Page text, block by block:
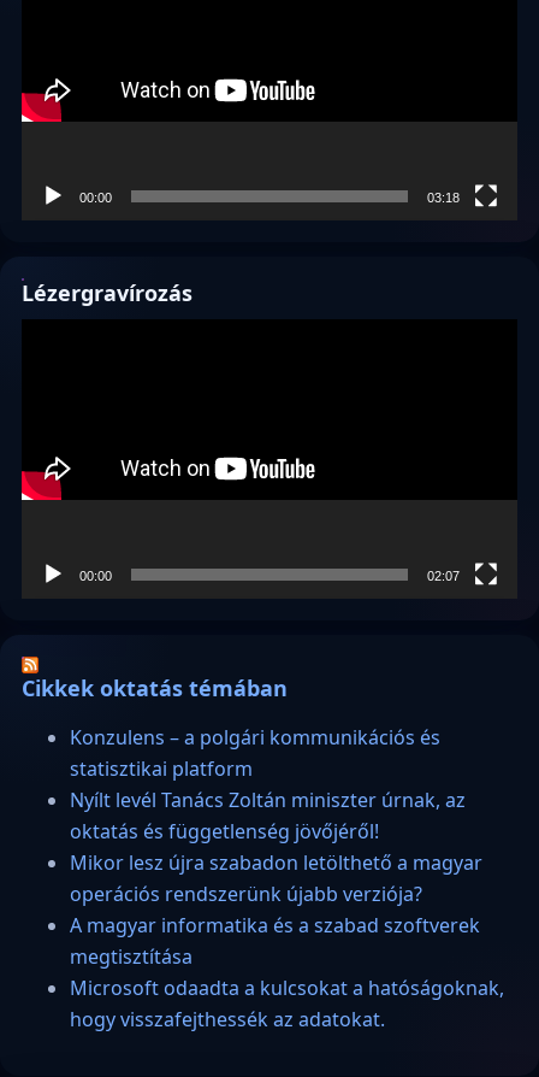
00:00 03:18
Lézergravírozás
00:00 02:07
Cikkek oktatás témában
Konzulens – a polgári kommunikációs és
statisztikai platform
Nyílt levél Tanács Zoltán miniszter úrnak, az
oktatás és függetlenség jövőjéről!
Mikor lesz újra szabadon letölthető a magyar
operációs rendszerünk újabb verziója?
A magyar informatika és a szabad szoftverek
megtisztítása
Microsoft odaadta a kulcsokat a hatóságoknak,
hogy visszafejthessék az adatokat.